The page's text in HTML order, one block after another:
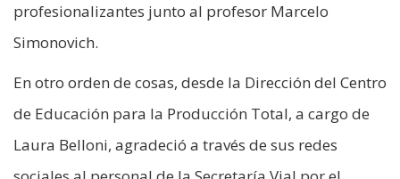
profesionalizantes junto al profesor Marcelo
Simonovich.
En otro orden de cosas, desde la Dirección del Centro
de Educación para la Producción Total, a cargo de
Laura Belloni, agradeció a través de sus redes